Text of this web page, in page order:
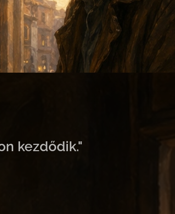
kezdődik."